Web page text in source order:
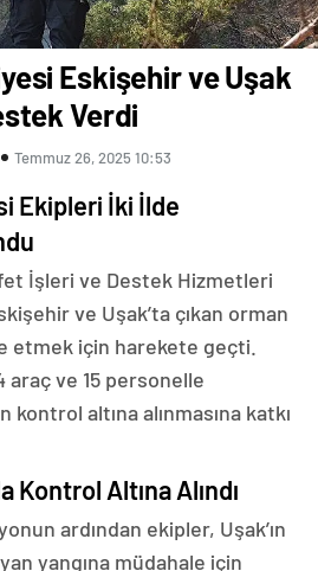
Eskişehir ve Uşak
Verdi
Temmuz 26, 2025 10:53
Ekipleri İki İlde
İşleri ve Destek Hizmetleri
ve Uşak’ta çıkan orman
etmek için harekete geçti.
ve 15 personelle
kontrol altına alınmasına katkı
Kontrol Altına Alındı
ardından ekipler, Uşak’ın
yangına müdahale için